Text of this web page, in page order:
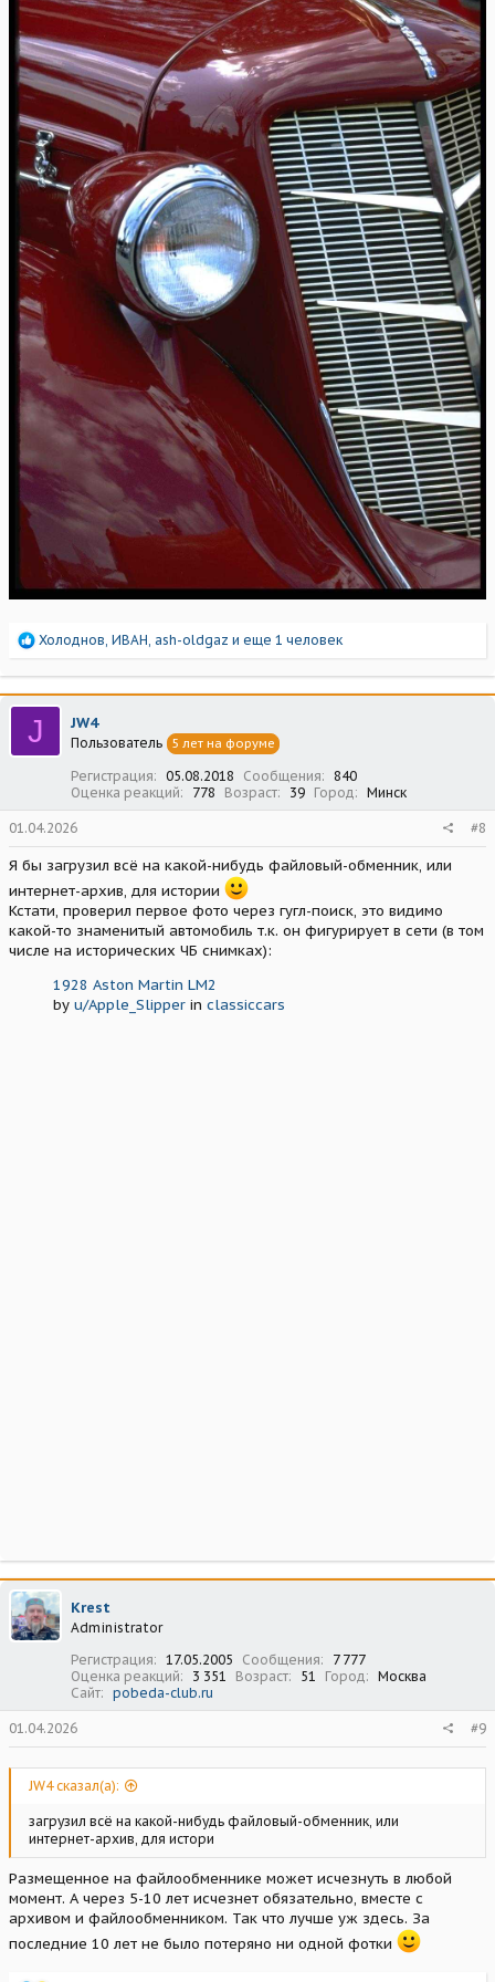
Р
а
к
ц
и
и
Холоднов, ИВАН, ash-oldgaz и еще 1 человек
J JW4
Пользователь 5 лет на форуме
Регистрация 05.08.2018 Сообщения
840
Оценка реакций
778 Возраст 39 Город Минск
01.04.2026 #8
Я бы загрузил всё на какой-нибудь файловый-обменник, или
интернет-архив, для истории
Кстати, проверил первое фото через гугл-поиск, это видимо
какой-то знаменитый автомобиль т.к. он фигурирует в сети (в том
числе на исторических ЧБ снимках):
1928 Aston Martin LM2
by u/Apple_Slipper in classiccars
Krest
Administrator
Регистрация
17.05.2005 Сообщения
7 777
Оценка реакций
3 351 Возраст 51 Город
Москва
Сайт
pobeda-club.ru
01.04.2026 #9
JW4 сказал(а):
загрузил всё на какой-нибудь файловый-обменник, или
интернет-архив, для истори
Размещенное на файлообменнике может исчезнуть в любой
момент. А через 5-10 лет исчезнет обязательно, вместе с
архивом и файлообменником. Так что лучше уж здесь. За
последние 10 лет не было потеряно ни одной фотки